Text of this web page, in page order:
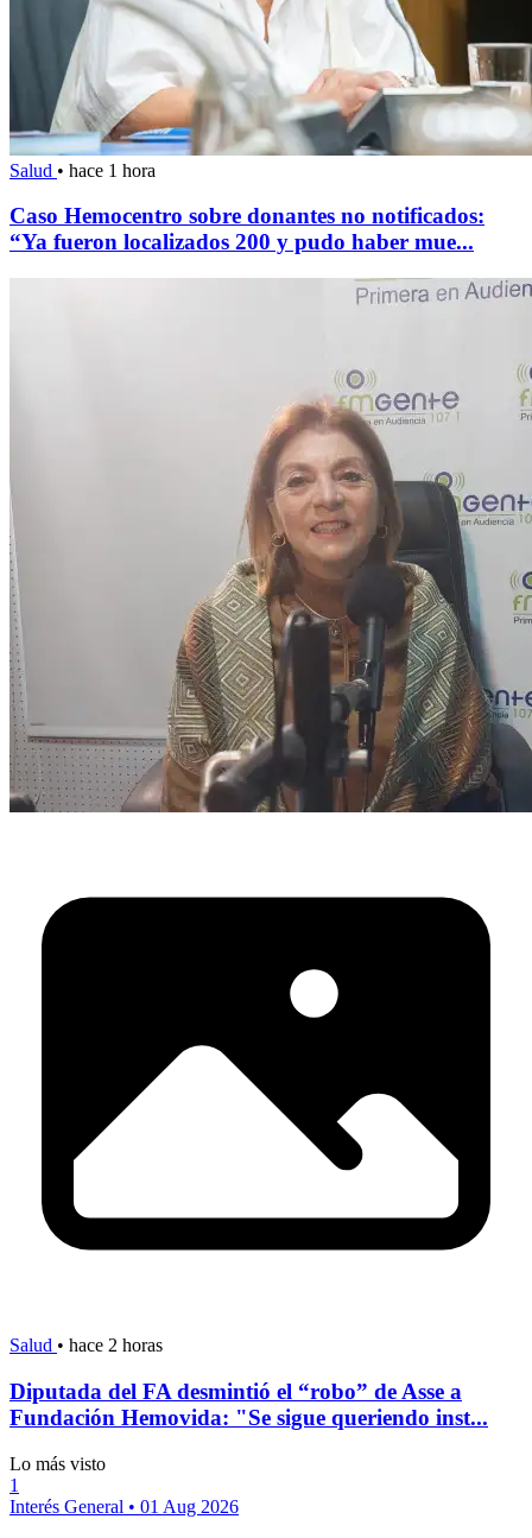
Salud • hace 1 hora
Caso Hemocentro sobre donantes no notificados:
“Ya fueron localizados 200 y pudo haber mue...
Salud • hace 2 horas
Diputada del FA desmintió el “robo” de Asse a
Fundación Hemovida: "Se sigue queriendo inst...
Lo más visto
1
Interés General • 01 Aug 2026